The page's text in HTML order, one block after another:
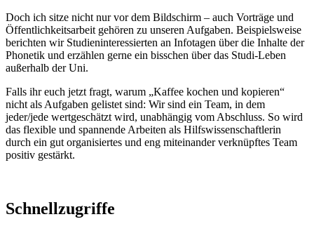
Doch ich sitze nicht nur vor dem Bildschirm – auch Vorträge und
Öffentlichkeitsarbeit gehören zu unseren Aufgaben. Beispielsweise
berichten wir Studieninteressierten an Infotagen über die Inhalte der
Phonetik und erzählen gerne ein bisschen über das Studi-Leben
außerhalb der Uni.
Falls ihr euch jetzt fragt, warum „Kaffee kochen und kopieren“
nicht als Aufgaben gelistet sind: Wir sind ein Team, in dem
jeder/jede wertgeschätzt wird, unabhängig vom Abschluss. So wird
das flexible und spannende Arbeiten als Hilfswissenschaftlerin
durch ein gut organisiertes und eng miteinander verknüpftes Team
positiv gestärkt.
Schnellzugriffe